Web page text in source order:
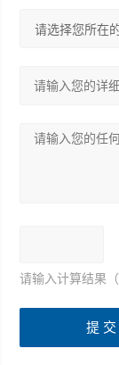
请输入计算结果